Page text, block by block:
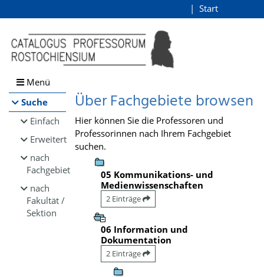
Browsen
direkt zum Inhalt
Start
Menü
Suche
Einfach
Erweitert
nach
Fachgebiet
nach
Fakultät /
Sektion
Über Fachgebiete browsen
Hier können Sie die Professoren und
Professorinnen nach Ihrem Fachgebiet
suchen.
05 Kommunikations- und
Medienwissenschaften
2 Einträge
06 Information und
Dokumentation
2 Einträge